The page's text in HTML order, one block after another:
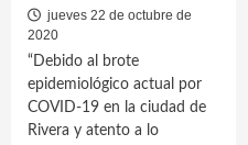
jueves 22 de octubre de
2020
“Debido al brote
epidemiológico actual por
COVID-19 en la ciudad de
Rivera y atento a lo